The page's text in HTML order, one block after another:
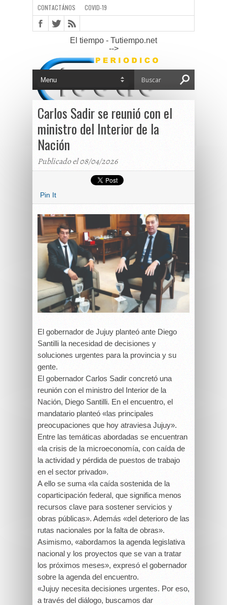
CONTACTÁNOS COVID-19
El tiempo - Tutiempo.net
-->
Carlos Sadir se reunió con el
ministro del Interior de la
Nación
Publicado el 08/04/2026
Pin It
El gobernador de Jujuy planteó ante Diego
Santilli la necesidad de decisiones y
soluciones urgentes para la provincia y su
gente.
El gobernador Carlos Sadir concretó una
reunión con el ministro del Interior de la
Nación, Diego Santilli. En el encuentro, el
mandatario planteó «las principales
preocupaciones que hoy atraviesa Jujuy».
Entre las temáticas abordadas se encuentran
«la crisis de la microeconomía, con caída de
la actividad y pérdida de puestos de trabajo
en el sector privado».
A ello se suma «la caída sostenida de la
coparticipación federal, que significa menos
recursos clave para sostener servicios y
obras públicas». Además «del deterioro de las
rutas nacionales por la falta de obras».
Asimismo, «abordamos la agenda legislativa
nacional y los proyectos que se van a tratar
los próximos meses», expresó el gobernador
sobre la agenda del encuentro.
«Jujuy necesita decisiones urgentes. Por eso,
a través del diálogo, buscamos dar